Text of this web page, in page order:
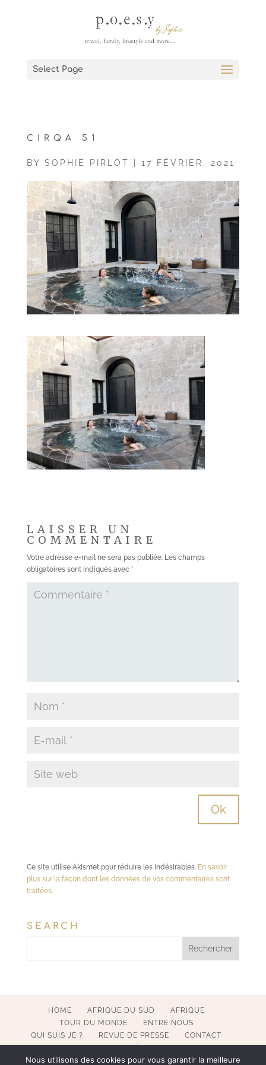
Select Page
CIRQA 51
BY SOPHIE PIRLOT 17 FÉVRIER, 2021
LAISSER UN
COMMENTAIRE
Votre adresse e-mail ne sera pas publiée. Les champs
obligatoires sont indiqués avec *
Ce site utilise Akismet pour réduire les indésirables. En savoir
plus sur la façon dont les données de vos commentaires sont
traitées.
SEARCH
HOME AFRIQUE DU SUD
AFRIQUE
TOUR DU MONDE
ENTRE NOUS
QUI SUIS JE ?
REVUE DE PRESSE
CONTACT
Nous utilisons des cookies pour vous garantir la meilleure